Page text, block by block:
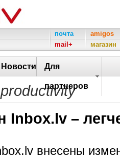
почта
mail+
amigos
магазин
Новости Для
партнеров
productivity
Inbox.lv –
внесены